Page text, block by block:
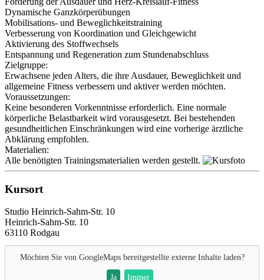
Dynamische Ganzkörperübungen
Mobilisations- und Beweglichkeitstraining
Verbesserung von Koordination und Gleichgewicht
Aktivierung des Stoffwechsels
Entspannung und Regeneration zum Stundenabschluss
Zielgruppe:
Erwachsene jeden Alters, die ihre Ausdauer, Beweglichkeit und
allgemeine Fitness verbessern und aktiver werden möchten.
Voraussetzungen:
Keine besonderen Vorkenntnisse erforderlich. Eine normale
körperliche Belastbarkeit wird vorausgesetzt. Bei bestehenden
gesundheitlichen Einschränkungen wird eine vorherige ärztliche
Abklärung empfohlen.
Materialien:
Alle benötigten Trainingsmaterialien werden gestellt.
Kursort
Studio Heinrich-Sahm-Str. 10
Heinrich-Sahm-Str. 10
63110 Rodgau
Möchten Sie von GoogleMapsbereitgestellte externe Inhalte laden?
Ja Immer